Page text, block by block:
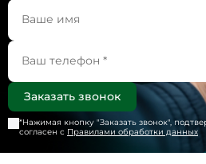
*Нажимая кнопку "Заказать звонок",
согласен с Правилами обработки данных